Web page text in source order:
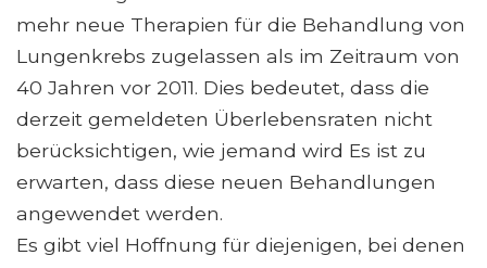
mehr neue Therapien für die Behandlung von
Lungenkrebs zugelassen als im Zeitraum von
40 Jahren vor 2011. Dies bedeutet, dass die
derzeit gemeldeten Überlebensraten nicht
berücksichtigen, wie jemand wird Es ist zu
erwarten, dass diese neuen Behandlungen
angewendet werden.
Es gibt viel Hoffnung für diejenigen, bei denen